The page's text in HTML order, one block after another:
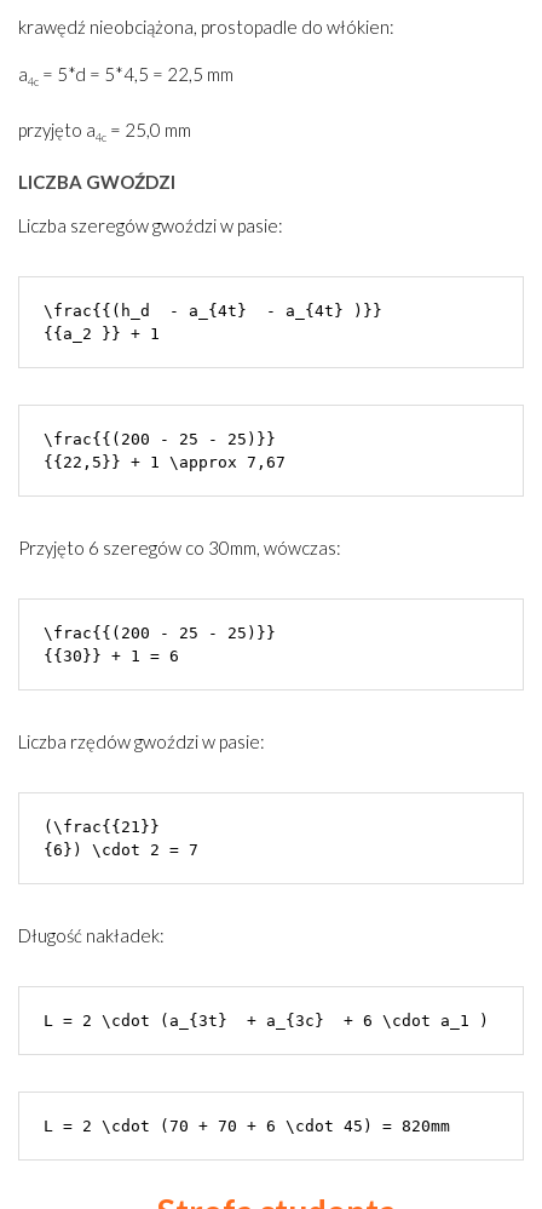
krawędź nieobciążona, prostopadle do włókien:
a4c = 5*d = 5*4,5 = 22,5 mm
przyjęto a4c = 25,0 mm
LICZBA GWOŹDZI
Liczba szeregów gwoździ w pasie:
\frac{{(h_d  - a_{4t}  - a_{4t} )}}
\frac{{(200 - 25 - 25)}}
Przyjęto 6 szeregów co 30mm, wówczas:
\frac{{(200 - 25 - 25)}}
Liczba rzędów gwoździ w pasie:
(\frac{{21}}
Długość nakładek:
L = 2 \cdot (a_{3t}  + a_{3c}  + 6 \cdot a_1 )
L = 2 \cdot (70 + 70 + 6 \cdot 45) = 820mm